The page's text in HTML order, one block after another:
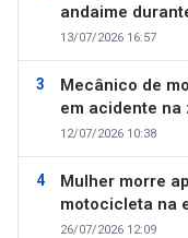
andaime
13/07/2026 16:57
Mecânico de
em acidente na
12/07/2026 10:38
Mulher morre
motocicleta na
26/07/2026 12:09